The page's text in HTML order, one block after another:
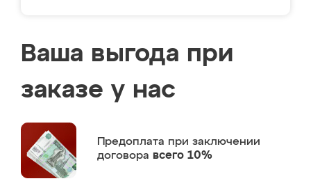
Ваша выгода при
заказе у нас
Предоплата при заключении
договора всего 10%